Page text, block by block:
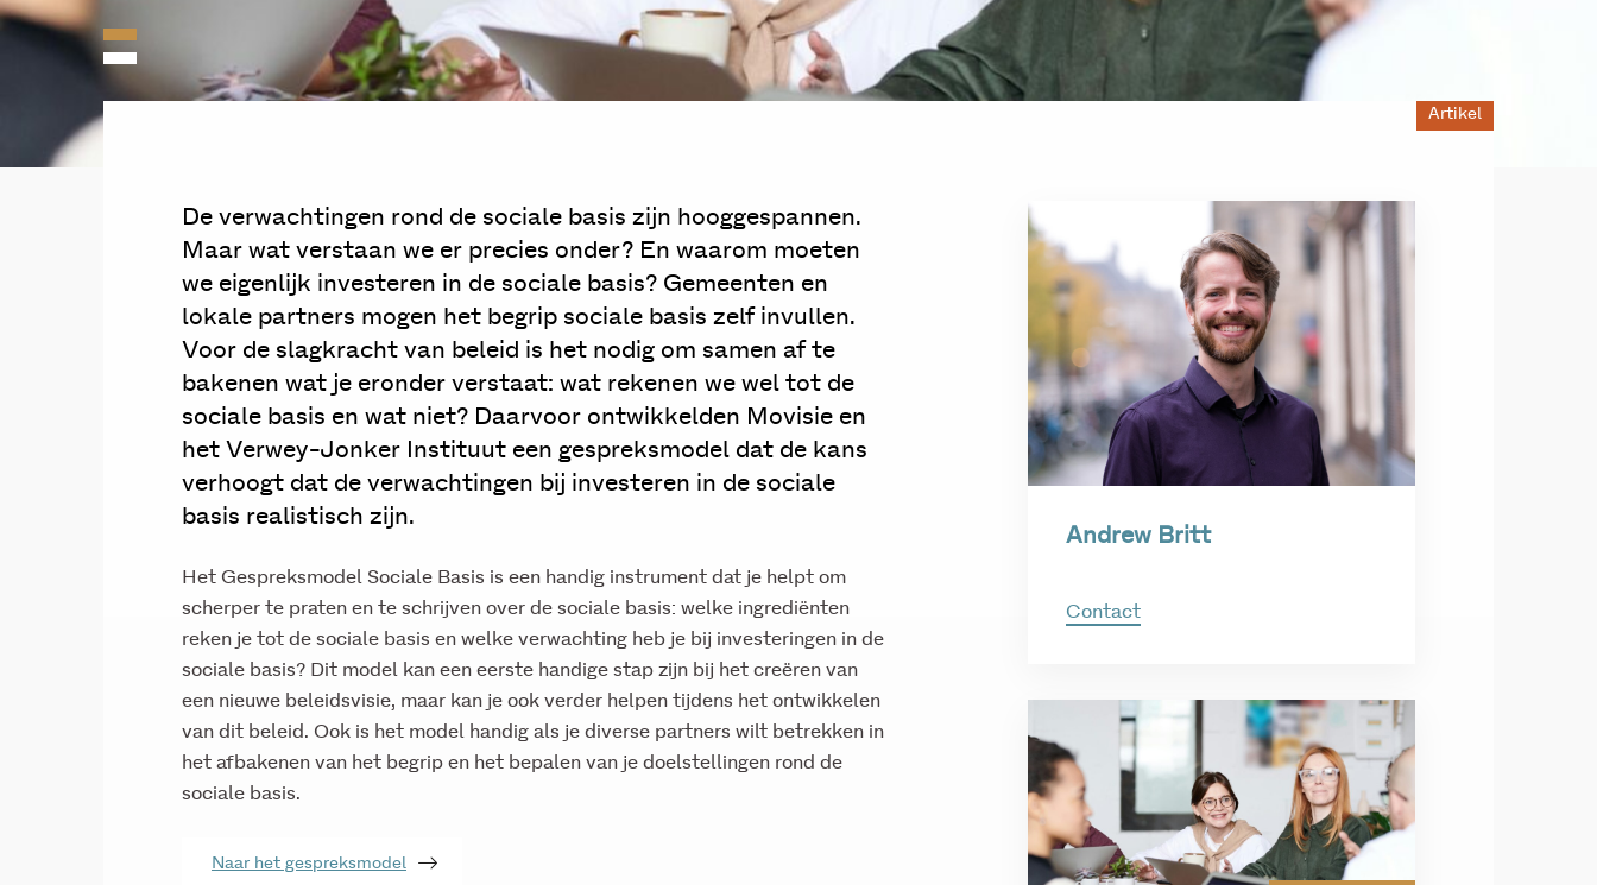
Artikel
De verwachtingen rond de sociale basis zijn hooggespannen.
Maar wat verstaan we er precies onder? En waarom moeten
we eigenlijk investeren in de sociale basis? Gemeenten en
lokale partners mogen het begrip sociale basis zelf invullen.
Voor de slagkracht van beleid is het nodig om samen af te
bakenen wat je eronder verstaat: wat rekenen we wel tot de
sociale basis en wat niet? Daarvoor ontwikkelden Movisie en
het Verwey-Jonker Instituut een gespreksmodel dat de kans
verhoogt dat de verwachtingen bij investeren in de sociale
basis realistisch zijn.
Het Gespreksmodel Sociale Basis is een handig instrument dat je helpt om
scherper te praten en te schrijven over de sociale basis: welke ingrediënten
reken je tot de sociale basis en welke verwachting heb je bij investeringen in de
sociale basis? Dit model kan een eerste handige stap zijn bij het creëren van
een nieuwe beleidsvisie, maar kan je ook verder helpen tijdens het ontwikkelen
van dit beleid. Ook is het model handig als je diverse partners wilt betrekken in
het afbakenen van het begrip en het bepalen van je doelstellingen rond de
sociale basis.
Naar het gespreksmodel
Andrew Britt
Contact